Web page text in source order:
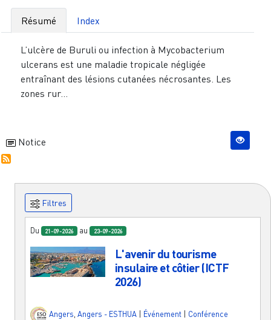
Résumé Index
L’ulcère de Buruli ou infection à Mycobacterium
ulcerans est une maladie tropicale négligée
entraînant des lésions cutanées nécrosantes. Les
zones rur...
Notice
Filtres
Du 21-09-2026 au 23-09-2026
L'avenir du tourisme
insulaire et côtier (ICTF
2026)
Angers Angers - ESTHUA Événement Conférence